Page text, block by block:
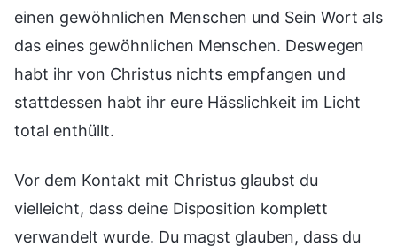
einen gewöhnlichen Menschen und Sein Wort als
das eines gewöhnlichen Menschen. Deswegen
habt ihr von Christus nichts empfangen und
stattdessen habt ihr eure Hässlichkeit im Licht
total enthüllt.
Vor dem Kontakt mit Christus glaubst du
vielleicht, dass deine Disposition komplett
verwandelt wurde. Du magst glauben, dass du